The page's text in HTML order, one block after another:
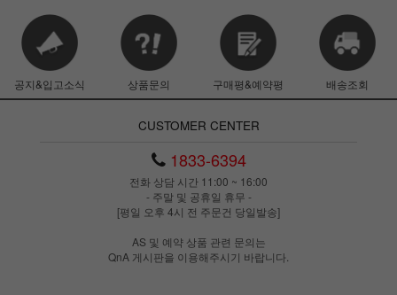
공지&입고소식 상품문의 구매평&예약평 배송조회
CUSTOMER CENTER
1833-6394
전화 상담 시간 11:00 ~ 16:00
- 주말 및 공휴일 휴무 -
[평일 오후 4시 전 주문건 당일발송]
AS 및 예약 상품 관련 문의는
QnA 게시판을 이용해주시기 바랍니다.